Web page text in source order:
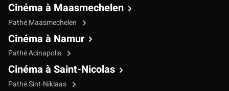
Cinéma à Maasmechelen
Pathé Maasmechelen
Cinéma à Namur
Pathé Acinapolis
Cinéma à Saint-Nicolas
Pathé Sint-Niklaas